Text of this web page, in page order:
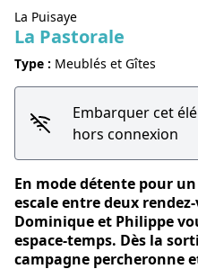
La Puisaye
La Pastorale
Type : Meublés et Gîtes
Embarquer cet
hors connexion
En mode détente pour
escale entre deux
Dominique et Philippe
espace-temps. Dès la
campagne percheronne